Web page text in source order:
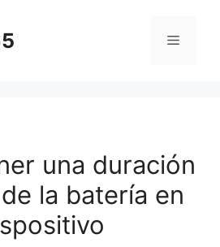
Menú
una duración
la batería en